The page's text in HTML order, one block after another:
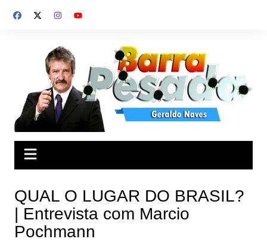
para
QUAL O LUGAR DO BRASIL?
| Entrevista com Marcio
Pochmann